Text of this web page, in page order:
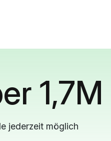
jederzeit möglich